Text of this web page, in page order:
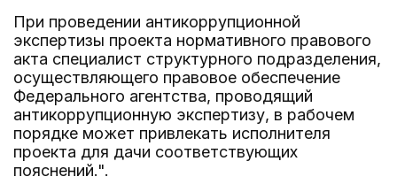
При проведении антикоррупционной
экспертизы проекта нормативного правового
акта специалист структурного подразделения,
осуществляющего правовое обеспечение
Федерального агентства, проводящий
антикоррупционную экспертизу, в рабочем
порядке может привлекать исполнителя
проекта для дачи соответствующих
пояснений.".